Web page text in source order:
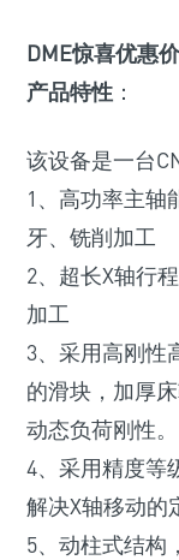
DME惊喜优惠
产品特性 ：
该设备是一台
1、高功率主轴
牙、铣削加工
2、超长X轴行
加工
3、采用高刚性
的滑块，加厚
动态负荷刚性。
4、采用精度等
解决X轴移动的
5、动柱式结构